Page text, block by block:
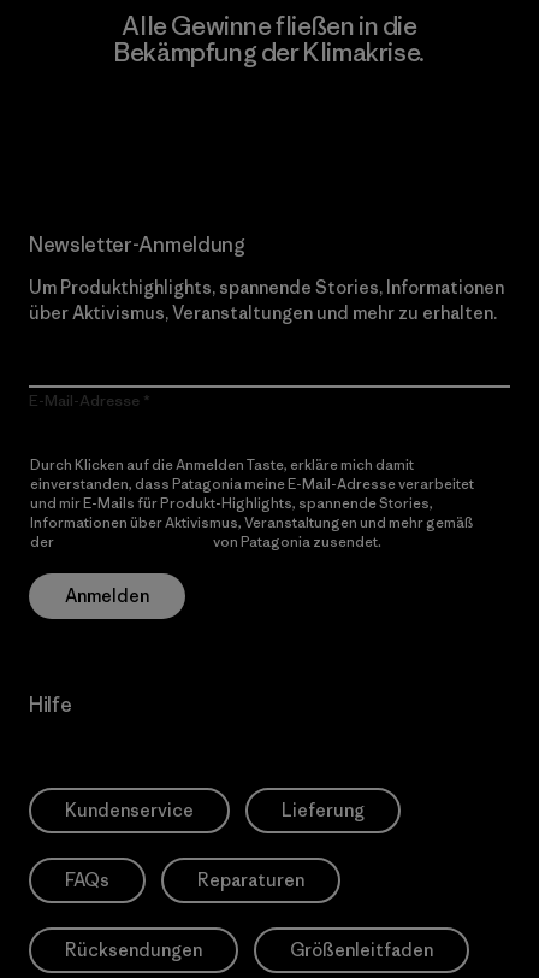
Alle Gewinne fließen in die
Bekämpfung der Klimakrise.
Newsletter-Anmeldung
Um Produkthighlights, spannende Stories, Informationen
über Aktivismus, Veranstaltungen und mehr zu erhalten.
E-Mail-Adresse
Durch Klicken auf die Anmelden Taste, erkläre mich damit
einverstanden, dass Patagonia meine E-Mail-Adresse verarbeitet
und mir E-Mails für Produkt-Highlights, spannende Stories,
Informationen über Aktivismus, Veranstaltungen und mehr gemäß
der
von Patagonia zusendet.
Anmelden
Hilfe
Kundenservice Lieferung
FAQs Reparaturen
Rücksendungen Größenleitfaden